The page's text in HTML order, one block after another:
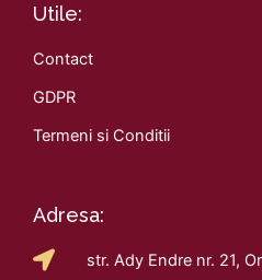
Utile:
Contact
GDPR
Termeni si Conditii
Adresa:
str. Ady Endre nr. 21,